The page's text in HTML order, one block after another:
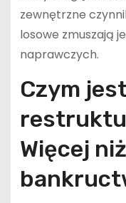
zewnętrzne
losowe zmuszają
naprawczych.
Czym
Więcej